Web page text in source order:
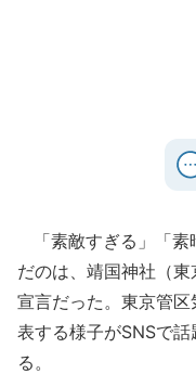
「素敵すぎる」「
だのは、靖国神社（
宣言だった。東京管
表する様子がSNSで
る。